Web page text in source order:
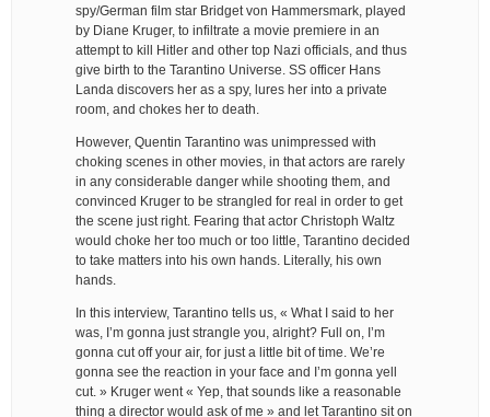
spy/German film star Bridget von Hammersmark, played
by Diane Kruger, to infiltrate a movie premiere in an
attempt to kill Hitler and other top Nazi officials, and thus
give birth to the Tarantino Universe. SS officer Hans
Landa discovers her as a spy, lures her into a private
room, and chokes her to death.
However, Quentin Tarantino was unimpressed with
choking scenes in other movies, in that actors are rarely
in any considerable danger while shooting them, and
convinced Kruger to be strangled for real in order to get
the scene just right. Fearing that actor Christoph Waltz
would choke her too much or too little, Tarantino decided
to take matters into his own hands. Literally, his own
hands.
In this interview, Tarantino tells us, « What I said to her
was, I’m gonna just strangle you, alright? Full on, I’m
gonna cut off your air, for just a little bit of time. We’re
gonna see the reaction in your face and I’m gonna yell
cut. » Kruger went « Yep, that sounds like a reasonable
thing a director would ask of me » and let Tarantino sit on